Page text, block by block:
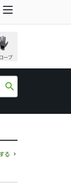
ーブ
search
る